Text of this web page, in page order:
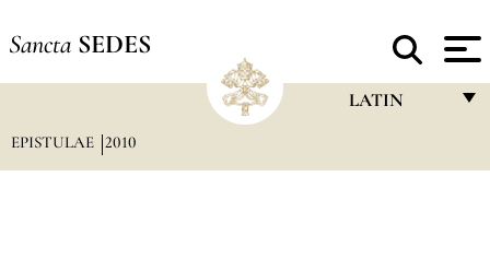
Sancta SEDES
LATIN
EPISTULAE 2010